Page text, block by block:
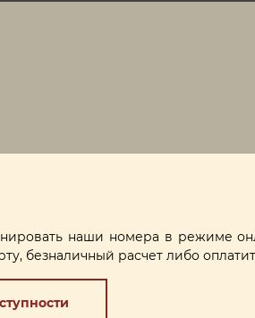
наши номера в режиме
безналичный расчет либо